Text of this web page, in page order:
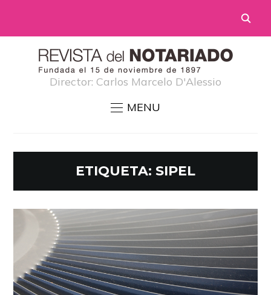
Director: Carlos Marcelo D'Alessio
MENU
ETIQUETA: SIPEL